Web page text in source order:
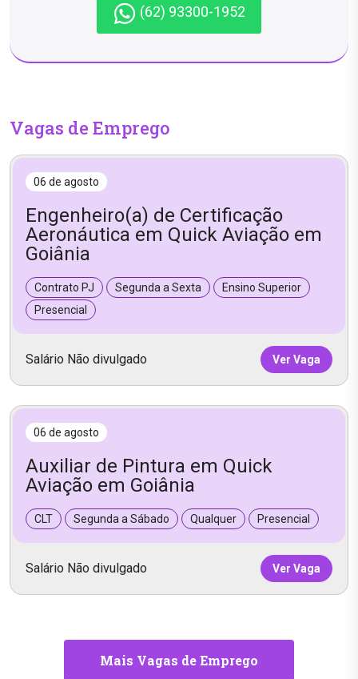
(62) 93300-1952
Vagas de Emprego
06 de agosto
Engenheiro(a) de Certificação
Aeronáutica em Quick Aviação em
Goiânia
Contrato PJ Segunda a Sexta
Ensino Superior
Presencial
Salário Não divulgado Ver Vaga
06 de agosto
Auxiliar de Pintura em Quick
Aviação em Goiânia
CLT Segunda a Sábado Qualquer Presencial
Salário Não divulgado Ver Vaga
Mais Vagas de Emprego